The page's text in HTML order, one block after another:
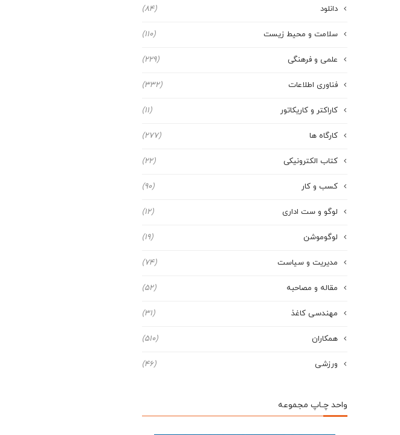
دانلود (84)
سلامت و محیط زیست (110)
علمی و فرهنگی (229)
فناوری اطلاعات (332)
کاراکتر و کاریکاتور (11)
کارگاه ها (277)
کتاب الکترونیکی (22)
کسب و کار (90)
لوگو و ست اداری (12)
لوگوموشن (19)
مدیریت و سیاست (74)
مقاله و مصاحبه (52)
مهندسی کاغذ (31)
همکاران (510)
ورزشی (46)
واحد چـاپ مجموعه